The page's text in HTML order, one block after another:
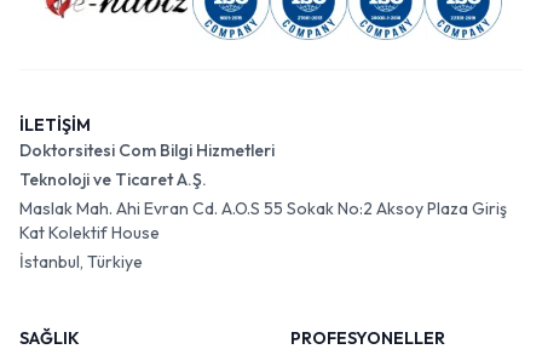
İLETİŞİM
Doktorsitesi Com Bilgi Hizmetleri
Teknoloji ve Ticaret A.Ş.
Maslak Mah. Ahi Evran Cd. A.O.S 55 Sokak No:2 Aksoy Plaza Giriş
Kat Kolektif House
İstanbul, Türkiye
SAĞLIK
PROFESYONELLER